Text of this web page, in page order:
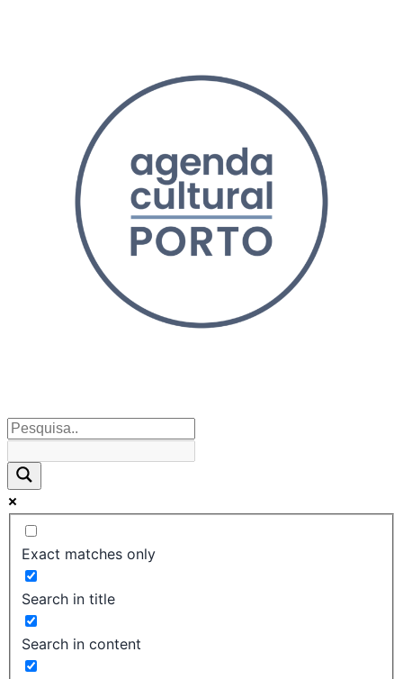
Exact matches only
Search in title
Search in content